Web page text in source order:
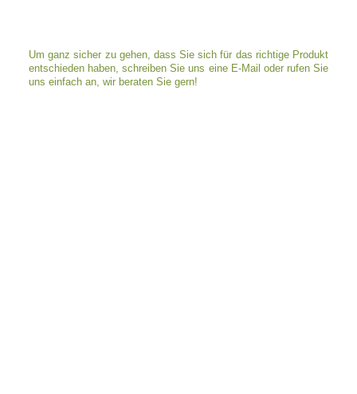
Um ganz sicher zu gehen, dass Sie sich für das richtige Produkt
entschieden haben, schreiben Sie uns eine E-Mail oder rufen Sie
uns einfach an, wir beraten Sie gern!